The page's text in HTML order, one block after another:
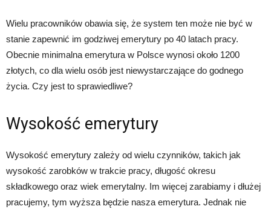
Wielu pracowników obawia się, że system ten może nie być w
stanie zapewnić im godziwej emerytury po 40 latach pracy.
Obecnie minimalna emerytura w Polsce wynosi około 1200
złotych, co dla wielu osób jest niewystarczające do godnego
życia. Czy jest to sprawiedliwe?
Wysokość emerytury
Wysokość emerytury zależy od wielu czynników, takich jak
wysokość zarobków w trakcie pracy, długość okresu
składkowego oraz wiek emerytalny. Im więcej zarabiamy i dłużej
pracujemy, tym wyższa będzie nasza emerytura. Jednak nie